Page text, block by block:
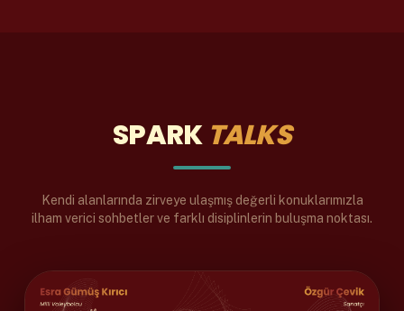
SPARK TALKS
Kendi alanlarında zirveye ulaşmış değerli konuklarımızla
ilham verici sohbetler ve farklı disiplinlerin buluşma noktası.